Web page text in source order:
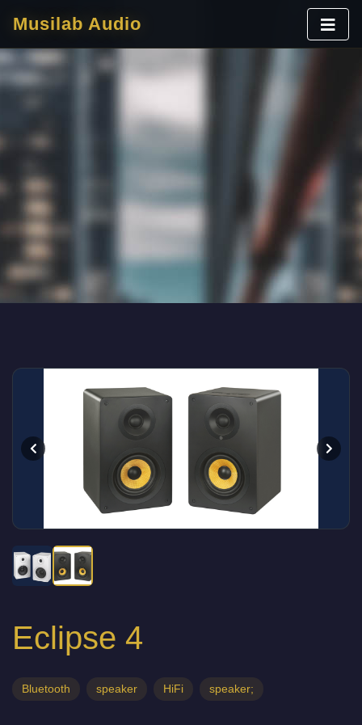
Musilab Audio
Eclipse 4
Bluetooth speaker HiFi speaker;